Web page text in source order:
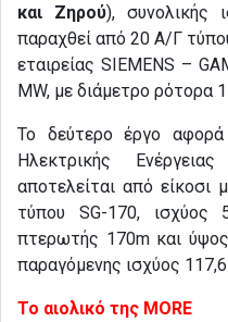
και Ζηρού), συνολικής
παραχθεί από 20 Α/Γ
εταιρείας SIEMENS –
ΜW, με διάμετρο ρότορα
Το δεύτερο έργο
Ηλεκτρικής
αποτελείται από είκοσι
τύπου SG-170, ισχύος
πτερωτής 170m και
παραγόμενης ισχύος
Το αιολικό της MORE